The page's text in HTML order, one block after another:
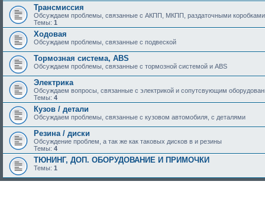
Трансмиссия
Обсуждаем проблемы, связанные с АКПП, МКПП, раздаточными
Темы: 1
Ходовая
Обсуждаем проблемы, связанные с подвеской
Тормозная система, ABS
Обсуждаем проблемы, связанные с тормозной системой и ABS
Электрика
Обсуждаем вопросы, связанные с электрикой и сопутсвующим
Темы: 4
Кузов / детали
Обсуждаем проблемы, связанные с кузовом автомобиля, с деталями
Резина / диски
Обсуждение проблем, а так же как таковых дисков в и резины
Темы: 4
ТЮНИНГ, ДОП. ОБОРУДОВАНИЕ И ПРИМОЧКИ
Темы: 1